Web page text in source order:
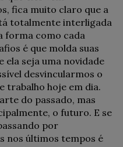
fica muito claro que a
totalmente interligada
forma como cada
é que molda suas
seja uma novidade
desvincularmos o
trabalho hoje em dia.
do passado, mas
o futuro. E se
por
nos últimos tempos é